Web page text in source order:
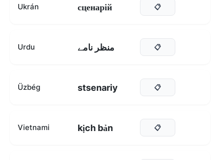
Ukrán сценарій 📋
Urdu منظر نامے 📋
Üzbég stsenariy 📋
Vietnami kịch bản 📋